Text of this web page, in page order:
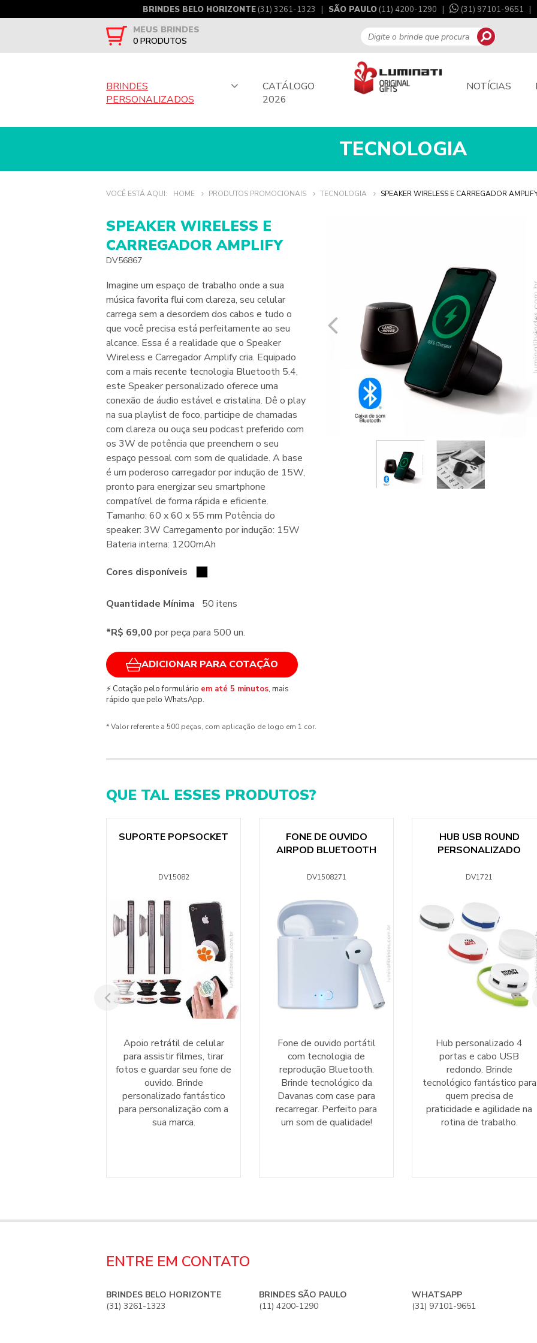
BRINDES BELO HORIZONTE(31) 3261-1323 | SÃO PAULO(11) 4200-1290 | (31) 97101-9651 |
MEUS BRINDES
0 PRODUTOS
BRINDES
PERSONALIZADOS
CATÁLOGO
2026
NOTÍCIAS
TECNOLOGIA
VOCÊ ESTÁ AQUI: HOME PRODUTOS PROMOCIONAIS TECNOLOGIA SPEAKER WIRELESS E CARREGADOR
SPEAKER WIRELESS E
CARREGADOR AMPLIFY
DV56867
Imagine um espaço de trabalho onde a sua
música favorita flui com clareza, seu celular
carrega sem a desordem dos cabos e tudo o
que você precisa está perfeitamente ao seu
alcance. Essa é a realidade que o Speaker
Wireless e Carregador Amplify cria. Equipado
com a mais recente tecnologia Bluetooth 5.4,
este Speaker personalizado oferece uma
conexão de áudio estável e cristalina. Dê o play
na sua playlist de foco, participe de chamadas
com clareza ou ouça seu podcast preferido com
os 3W de potência que preenchem o seu
espaço pessoal com som de qualidade. A base
é um poderoso carregador por indução de 15W,
pronto para energizar seu smartphone
compatível de forma rápida e eficiente.
Tamanho: 60 x 60 x 55 mm Potência do
speaker: 3W Carregamento por indução: 15W
Bateria interna: 1200mAh
Cores disponíveis
Quantidade Mínima 50 itens
*R$ 69,00 por peça para 500 un.
ADICIONAR PARA COTAÇÃO
⚡ Cotação pelo formulário em até 5 minutos, mais
rápido que pelo WhatsApp.
* Valor referente a 500 peças, com aplicação de logo em 1 cor.
QUE TAL ESSES PRODUTOS?
SUPORTE POPSOCKET
DV15082
Apoio retrátil de celular
para assistir filmes, tirar
fotos e guardar seu fone de
ouvido. Brinde
personalizado fantástico
para personalização com a
sua marca.
FONE DE OUVIDO
AIRPOD BLUETOOTH
DV1508271
Fone de ouvido portátil
com tecnologia de
reprodução Bluetooth.
Brinde tecnológico da
Davanas com case para
recarregar. Perfeito para
um som de qualidade!
HUB USB ROUND
PERSONALIZADO
DV1721
Hub personalizado 4
portas e cabo USB
redondo. Brinde
tecnológico fantástico para
quem precisa de
praticidade e agilidade na
rotina de trabalho.
ENTRE EM CONTATO
BRINDES BELO HORIZONTE
(31) 3261-1323
BRINDES SÃO PAULO
(11) 4200-1290
WHATSAPP
(31) 97101-9651